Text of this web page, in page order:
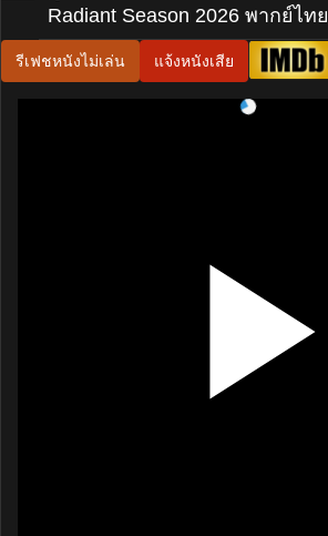
Radiant Season 2026 พากย์ไทย
รีเฟชหนังไม่เล่น แจ้งหนังเสีย